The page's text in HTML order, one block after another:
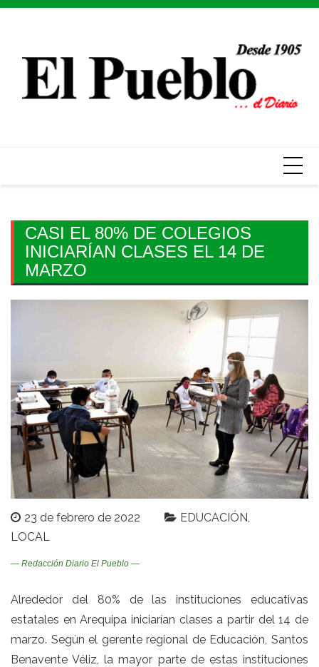
Skip
CASI EL 80% DE COLEGIOS
INICIARÍAN CLASES EL 14 DE
MARZO
23 de febrero de 2022
EDUCACIÓN
LOCAL
— Redacción Diario El Pueblo —
Alrededor del 80% de las instituciones educativas
estatales en Arequipa iniciarían clases a partir del 14 de
marzo. Según el gerente regional de Educación, Santos
Benavente Véliz, la mayor parte de estas instituciones